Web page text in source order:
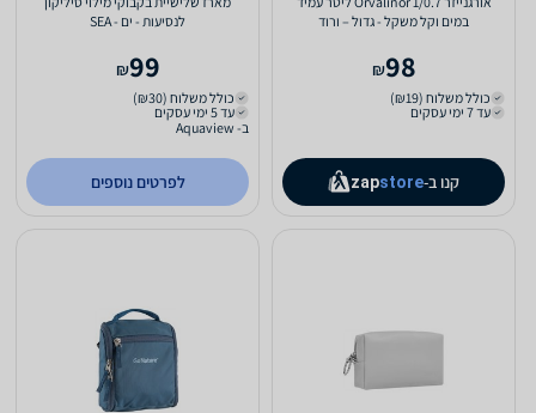
במים וקל משקל - גדול – ורוד
98
₪
כולל משלוח (₪19)
עד 7 ימי עסקים
קנו ב- zapstore
לנסיעות - ים - SEA
99
₪
כולל משלוח (₪30)
עד 5 ימי עסקים
ב- Aquaview
לפרטים נוספים